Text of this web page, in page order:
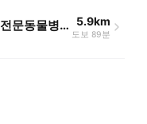
이지웰 동물병원(산업동물 출장진료전문동물병원) 5.9km
도보 89분